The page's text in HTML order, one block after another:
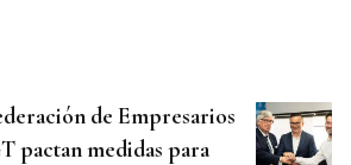
de Empresarios
pactan medidas para